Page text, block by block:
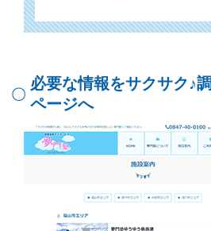
必要な情報をサクサク♪
ページへ